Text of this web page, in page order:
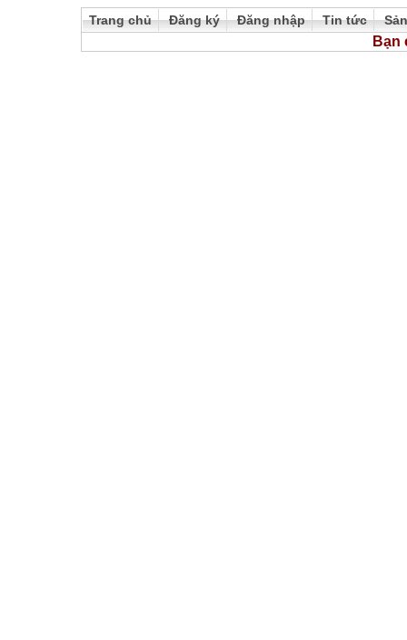
Trang chủ Đăng ký Đăng nhập Tin tức
Bạn